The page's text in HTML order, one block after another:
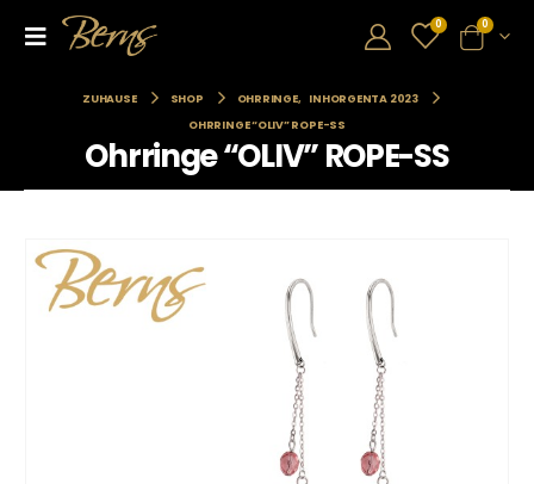
0 0
ZUHAUSE SHOP OHRRINGE,
INHORGENTA 2023
OHRRINGE “OLIV” ROPE-SS
Ohrringe “OLIV” ROPE-SS